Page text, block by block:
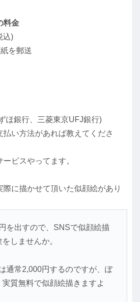
料金
)
を郵送
銀行、三菱東京UFJ銀行)
い方法があれば教えてくださ
ビスやってます。
に描かせて頂いた似顔絵があり
を出すので、SNSで似顔絵描
しませんか。
通常2,000円するのですが、ぼ
実質無料で似顔絵描きますよ